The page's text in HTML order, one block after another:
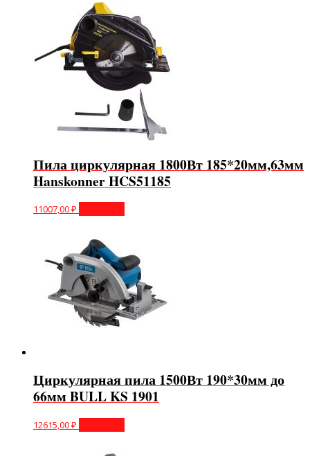
Пила циркулярная 1800Вт 185*20мм,63мм
Hanskonner HCS51185
11007,00₽
Циркулярная пила 1500Вт 190*30мм до
66мм BULL KS 1901
12615,00₽